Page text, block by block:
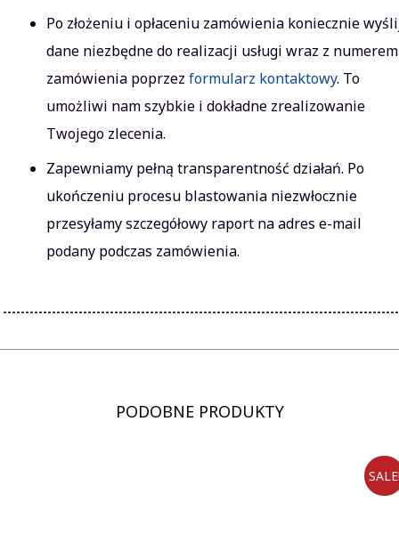
Po złożeniu i opłaceniu zamówienia koniecznie
dane niezbędne do realizacji usługi wraz z numerem
zamówienia poprzezformularz kontaktowy. To
umożliwi nam szybkie i dokładne zrealizowanie
Twojego zlecenia.
Zapewniamy pełną transparentność działań. Po
ukończeniu procesu blastowania niezwłocznie
przesyłamy szczegółowy raport na adres e-mail
podany podczas zamówienia.
PODOBNE PRODUKTY